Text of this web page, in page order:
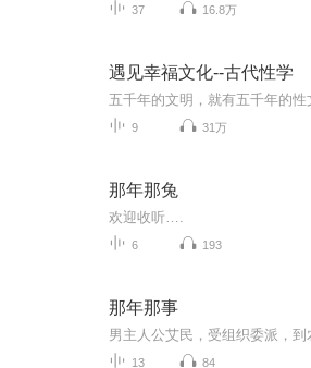
37 16.8万
遇见幸福文化--古代性学
9 31万
那年那兔
欢迎收听….
6 193
那年那事
13 84